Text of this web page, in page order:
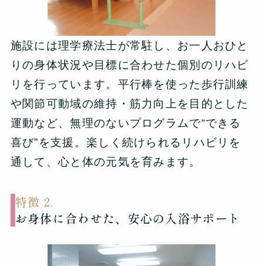
施設には理学療法士が常駐し、お一人おひと
りの身体状況や目標に合わせた個別のリハビ
リを行っています。平行棒を使った歩行訓練
や関節可動域の維持・筋力向上を目的とした
運動など、無理のないプログラムで“できる
喜び”を支援。楽しく続けられるリハビリを
通して、心と体の元気を育みます。
特徴 2.
お身体に合わせた、安心の入浴サポート